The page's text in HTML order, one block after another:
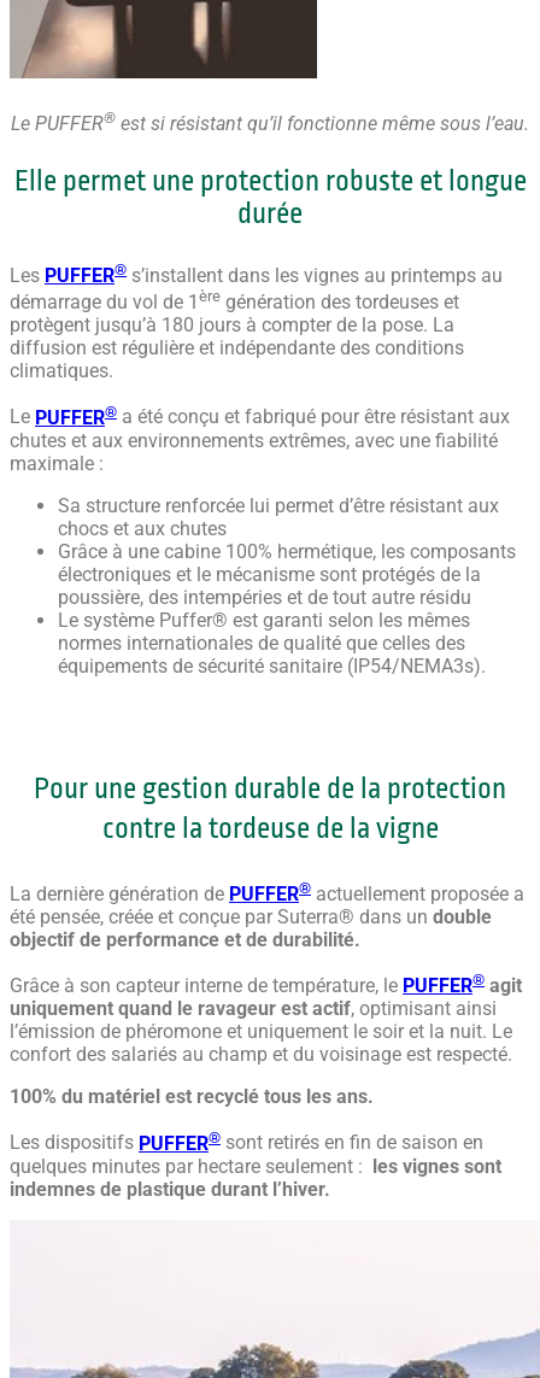
Le PUFFER® est si résistant qu’il fonctionne même sous l’eau.
Elle permet une protection robuste et longue
durée
Les PUFFER® s’installent dans les vignes au printemps au
démarrage du vol de 1 ère génération des tordeuses et
protègent jusqu’à 180 jours à compter de la pose. La
diffusion est régulière et indépendante des conditions
climatiques.
Le PUFFER® a été conçu et fabriqué pour être résistant aux
chutes et aux environnements extrêmes, avec une fiabilité
maximale :
Sa structure renforcée lui permet d’être résistant aux
chocs et aux chutes
Grâce à une cabine 100% hermétique, les composants
électroniques et le mécanisme sont protégés de la
poussière, des intempéries et de tout autre résidu
Le système Puffer® est garanti selon les mêmes
normes internationales de qualité que celles des
équipements de sécurité sanitaire (IP54/NEMA3s).
Pour une gestion durable de la protection
contre la tordeuse de la vigne
La dernière génération de PUFFER® actuellement proposée a
été pensée, créée et conçue par Suterra® dans un double
objectif de performance et de durabilité.
Grâce à son capteur interne de température, le PUFFER® agit
uniquement quand le ravageur est actif, optimisant ainsi
l’émission de phéromone et uniquement le soir et la nuit. Le
confort des salariés au champ et du voisinage est respecté.
100% du matériel est recyclé tous les ans.
Les dispositifs PUFFER® sont retirés en fin de saison en
quelques minutes par hectare seulement : les vignes sont
indemnes de plastique durant l’hiver.